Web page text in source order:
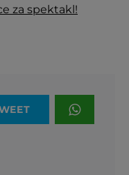
za spektakl!